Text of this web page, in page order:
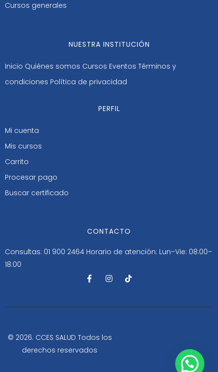
Cursos generales
NUESTRA INSTITUCIÓN
Inicio Quiénes somos Cursos Eventos Términos y
condiciones Política de privacidad
PERFIL
Mi cuenta
Mis cursos
Carrito
Procesar pago
Buscar certificado
CONTACTO
Consultas: 01 900 2464 Horario de atención: Lun–Vie: 08:00–
18:00
F
a
b
-
I
n
a
m
T
i
o
© 2026. CCES SALUD Todos los
derechos reservados